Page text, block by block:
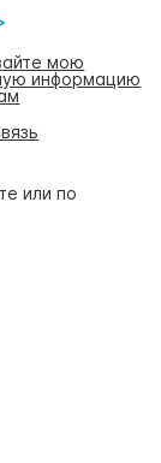
мою
информацию
или по